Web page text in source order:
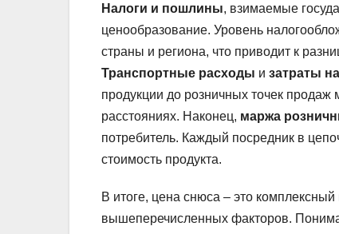
Налоги и пошлины, взимаемые
ценообразование. Уровень
страны и региона, что приводит к
Транспортные расходы и затраты
продукции до розничных точек
расстояниях. Наконец, маржа
потребитель. Каждый посредник в
стоимость продукта.
В итоге, цена снюса – это
вышеперечисленных факторов.